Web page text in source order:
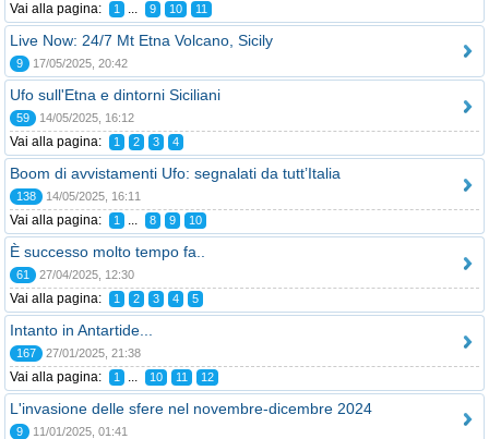
Vai alla pagina: 1 ... 9 10 11
Live Now: 24/7 Mt Etna Volcano, Sicily
9 17/05/2025, 20:42
Ufo sull'Etna e dintorni Siciliani
59 14/05/2025, 16:12
Vai alla pagina: 1 2 3 4
Boom di avvistamenti Ufo: segnalati da tutt’Italia
138 14/05/2025, 16:11
Vai alla pagina: 1 ... 8 9 10
È successo molto tempo fa..
61 27/04/2025, 12:30
Vai alla pagina: 1 2 3 4 5
Intanto in Antartide...
167 27/01/2025, 21:38
Vai alla pagina: 1 ... 10 11 12
L'invasione delle sfere nel novembre-dicembre 2024
9 11/01/2025, 01:41